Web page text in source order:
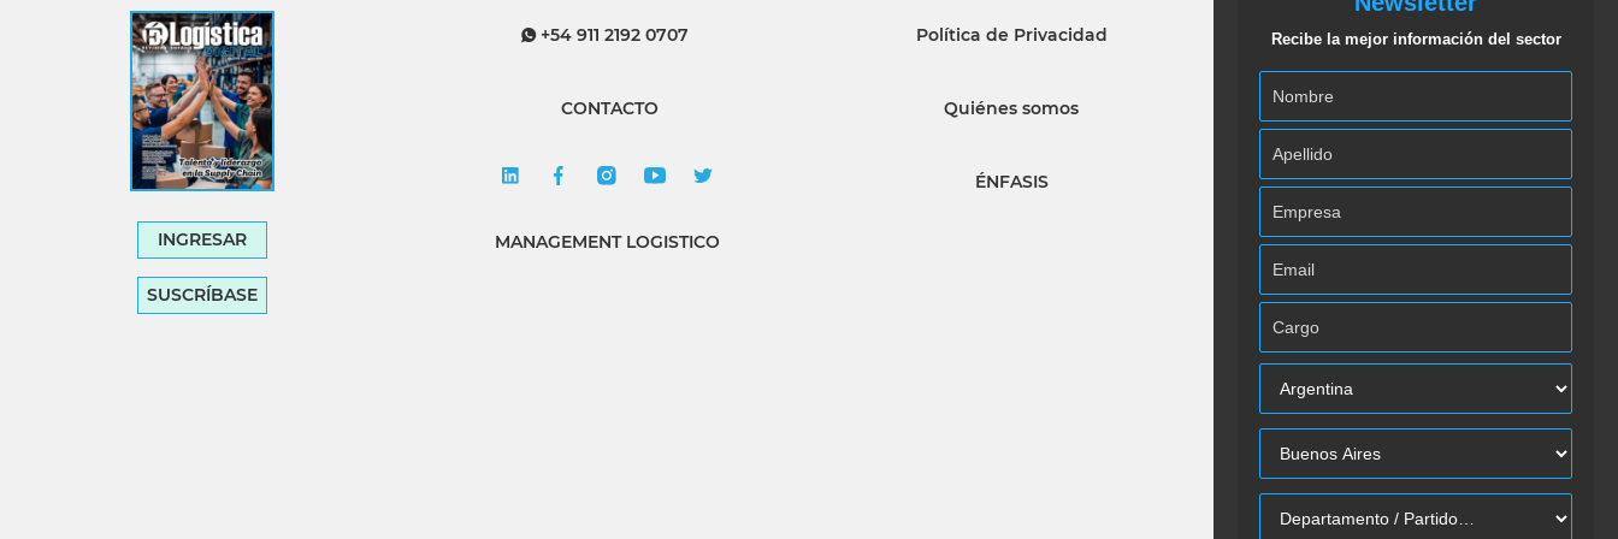
INGRESAR
SUSCRÍBASE
+54 911 2192 0707
CONTACTO
MANAGEMENT LOGISTICO
Política de Privacidad
Quiénes somos
ÉNFASIS
Recibe la mejor información del sector